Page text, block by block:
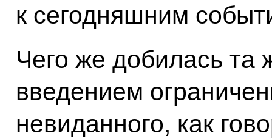
к сегодняшним
Чего же добилась та
введением
невиданного, как